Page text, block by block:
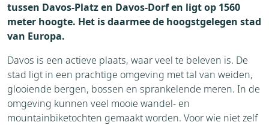
tussen Davos-Platz en Davos-Dorf en ligt op 1560
meter hoogte. Het is daarmee de hoogstgelegen stad
van Europa.
Davos is een actieve plaats, waar veel te beleven is. De
stad ligt in een prachtige omgeving met tal van weiden,
glooiende bergen, bossen en sprankelende meren. In de
omgeving kunnen veel mooie wandel- en
mountainbiketochten gemaakt worden. Voor wie niet zelf